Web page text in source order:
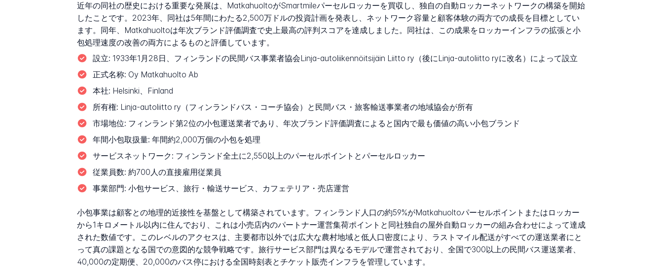
近年の同社の歴史における重要な発展は、MatkahuoltoがSmartmileパーセルロッカーを買収し、独自の自動ロッカーネットワークの構築を開始
したことです。2023年、同社は5年間にわたる2,500万ドルの投資計画を発表し、ネットワーク容量と顧客体験の両方での成長を目標としてい
ます。同年、Matkahuoltoは年次ブランド評価調査で史上最高の評判スコアを達成しました。同社は、この成果をロッカーインフラの拡張と小
包処理速度の改善の両方によるものと評価しています。
設立: 1933年1月28日、フィンランドの民間バス事業者協会Linja-autoliikennöitsijäin Liitto ry（後にLinja-autoliitto ryに改名）によって設立
正式名称: Oy Matkahuolto Ab
本社: Helsinki、Finland
所有権: Linja-autoliitto ry（フィンランドバス・コーチ協会）と民間バス・旅客輸送事業者の地域協会が所有
市場地位: フィンランド第2位の小包運送業者であり、年次ブランド評価調査によると国内で最も価値の高い小包ブランド
年間小包取扱量: 年間約2,000万個の小包を処理
サービスネットワーク: フィンランド全土に2,550以上のパーセルポイントとパーセルロッカー
従業員数: 約700人の直接雇用従業員
事業部門: 小包サービス、旅行・輸送サービス、カフェテリア・売店運営
小包事業は顧客との地理的近接性を基盤として構築されています。フィンランド人口の約59%がMatkahuoltoパーセルポイントまたはロッカー
から1キロメートル以内に住んでおり、これは小売店内のパートナー運営集荷ポイントと同社独自の屋外自動ロッカーの組み合わせによって達成
された数値です。このレベルのアクセスは、主要都市以外では広大な農村地域と低人口密度により、ラストマイル配送がすべての運送業者にと
って真の課題となる国での意図的な競争戦略です。旅行サービス部門は異なるモデルで運営されており、全国で300以上の民間バス運送業者、
40,000の定期便、20,000のバス停における全国時刻表とチケット販売インフラを管理しています。